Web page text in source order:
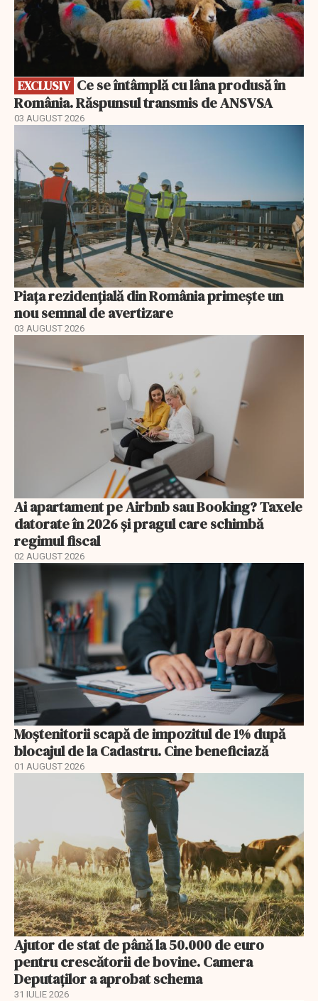
EXCLUSIV
România. Răspunsul transmis de ANSVSA
03 AUGUST 2026
Piața rezidențială din România primește un
nou semnal de avertizare
03 AUGUST 2026
Ai apartament pe Airbnb sau Booking? Taxele
datorate în 2026 și pragul care schimbă
regimul fiscal
02 AUGUST 2026
Moștenitorii scapă de impozitul de 1% după
blocajul de la Cadastru. Cine beneficiază
01 AUGUST 2026
Ajutor de stat de până la 50.000 de euro
pentru crescătorii de bovine. Camera
Deputaților a aprobat schema
31 IULIE 2026